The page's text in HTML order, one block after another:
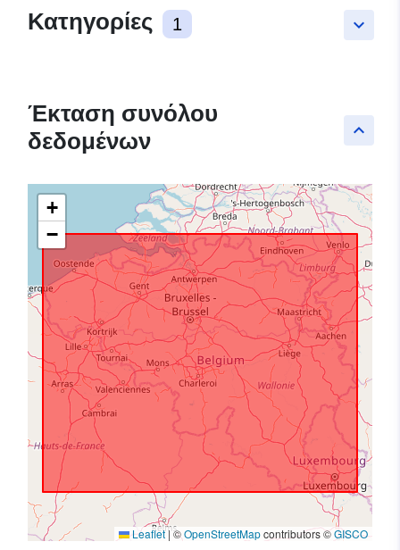
keyboard_arrow_down
Κατηγορίες 1
keyboard_arrow_up
Έκταση συνόλου
δεδομένων
+
−
Leaflet|©OpenStreetMapcontributors ©GISCO